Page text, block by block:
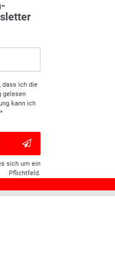
dass ich die
gelesen
kann ich
sich um ein
Pflichtfeld.